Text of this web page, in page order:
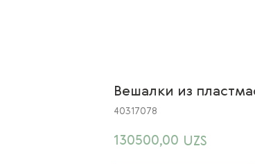
Вешалки из
40317078
130500,00 UZS